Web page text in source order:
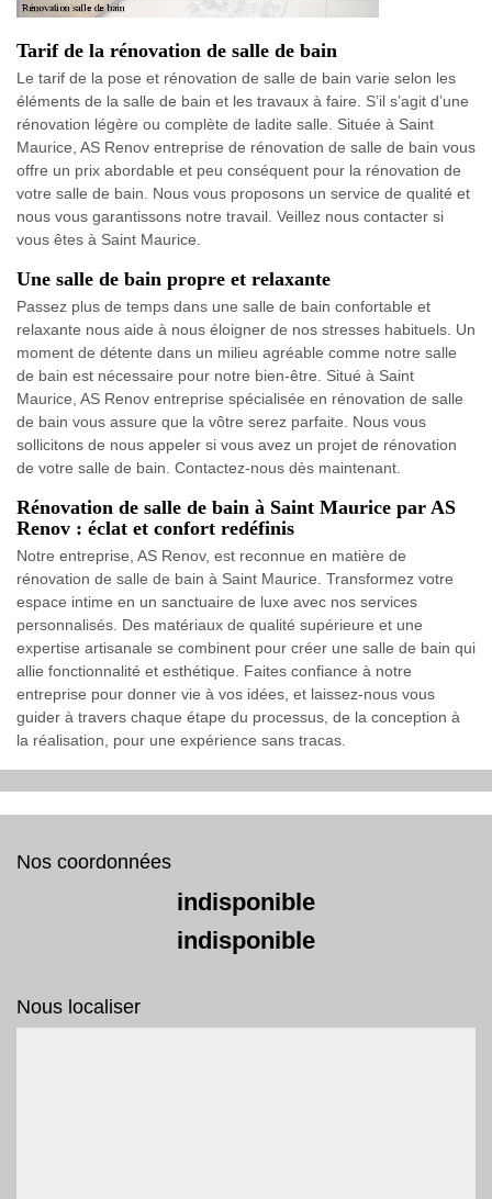
Tarif de la rénovation de salle de bain
Le tarif de la pose et rénovation de salle de bain varie selon les
éléments de la salle de bain et les travaux à faire. S’il s’agit d’une
rénovation légère ou complète de ladite salle. Située à Saint
Maurice, AS Renov entreprise de rénovation de salle de bain vous
offre un prix abordable et peu conséquent pour la rénovation de
votre salle de bain. Nous vous proposons un service de qualité et
nous vous garantissons notre travail. Veillez nous contacter si
vous êtes à Saint Maurice.
Une salle de bain propre et relaxante
Passez plus de temps dans une salle de bain confortable et
relaxante nous aide à nous éloigner de nos stresses habituels. Un
moment de détente dans un milieu agréable comme notre salle
de bain est nécessaire pour notre bien-être. Situé à Saint
Maurice, AS Renov entreprise spécialisée en rénovation de salle
de bain vous assure que la vôtre serez parfaite. Nous vous
sollicitons de nous appeler si vous avez un projet de rénovation
de votre salle de bain. Contactez-nous dès maintenant.
Rénovation de salle de bain à Saint Maurice par AS
Renov : éclat et confort redéfinis
Notre entreprise, AS Renov, est reconnue en matière de
rénovation de salle de bain à Saint Maurice. Transformez votre
espace intime en un sanctuaire de luxe avec nos services
personnalisés. Des matériaux de qualité supérieure et une
expertise artisanale se combinent pour créer une salle de bain qui
allie fonctionnalité et esthétique. Faites confiance à notre
entreprise pour donner vie à vos idées, et laissez-nous vous
guider à travers chaque étape du processus, de la conception à
la réalisation, pour une expérience sans tracas.
Nos coordonnées
indisponible
indisponible
Nous localiser